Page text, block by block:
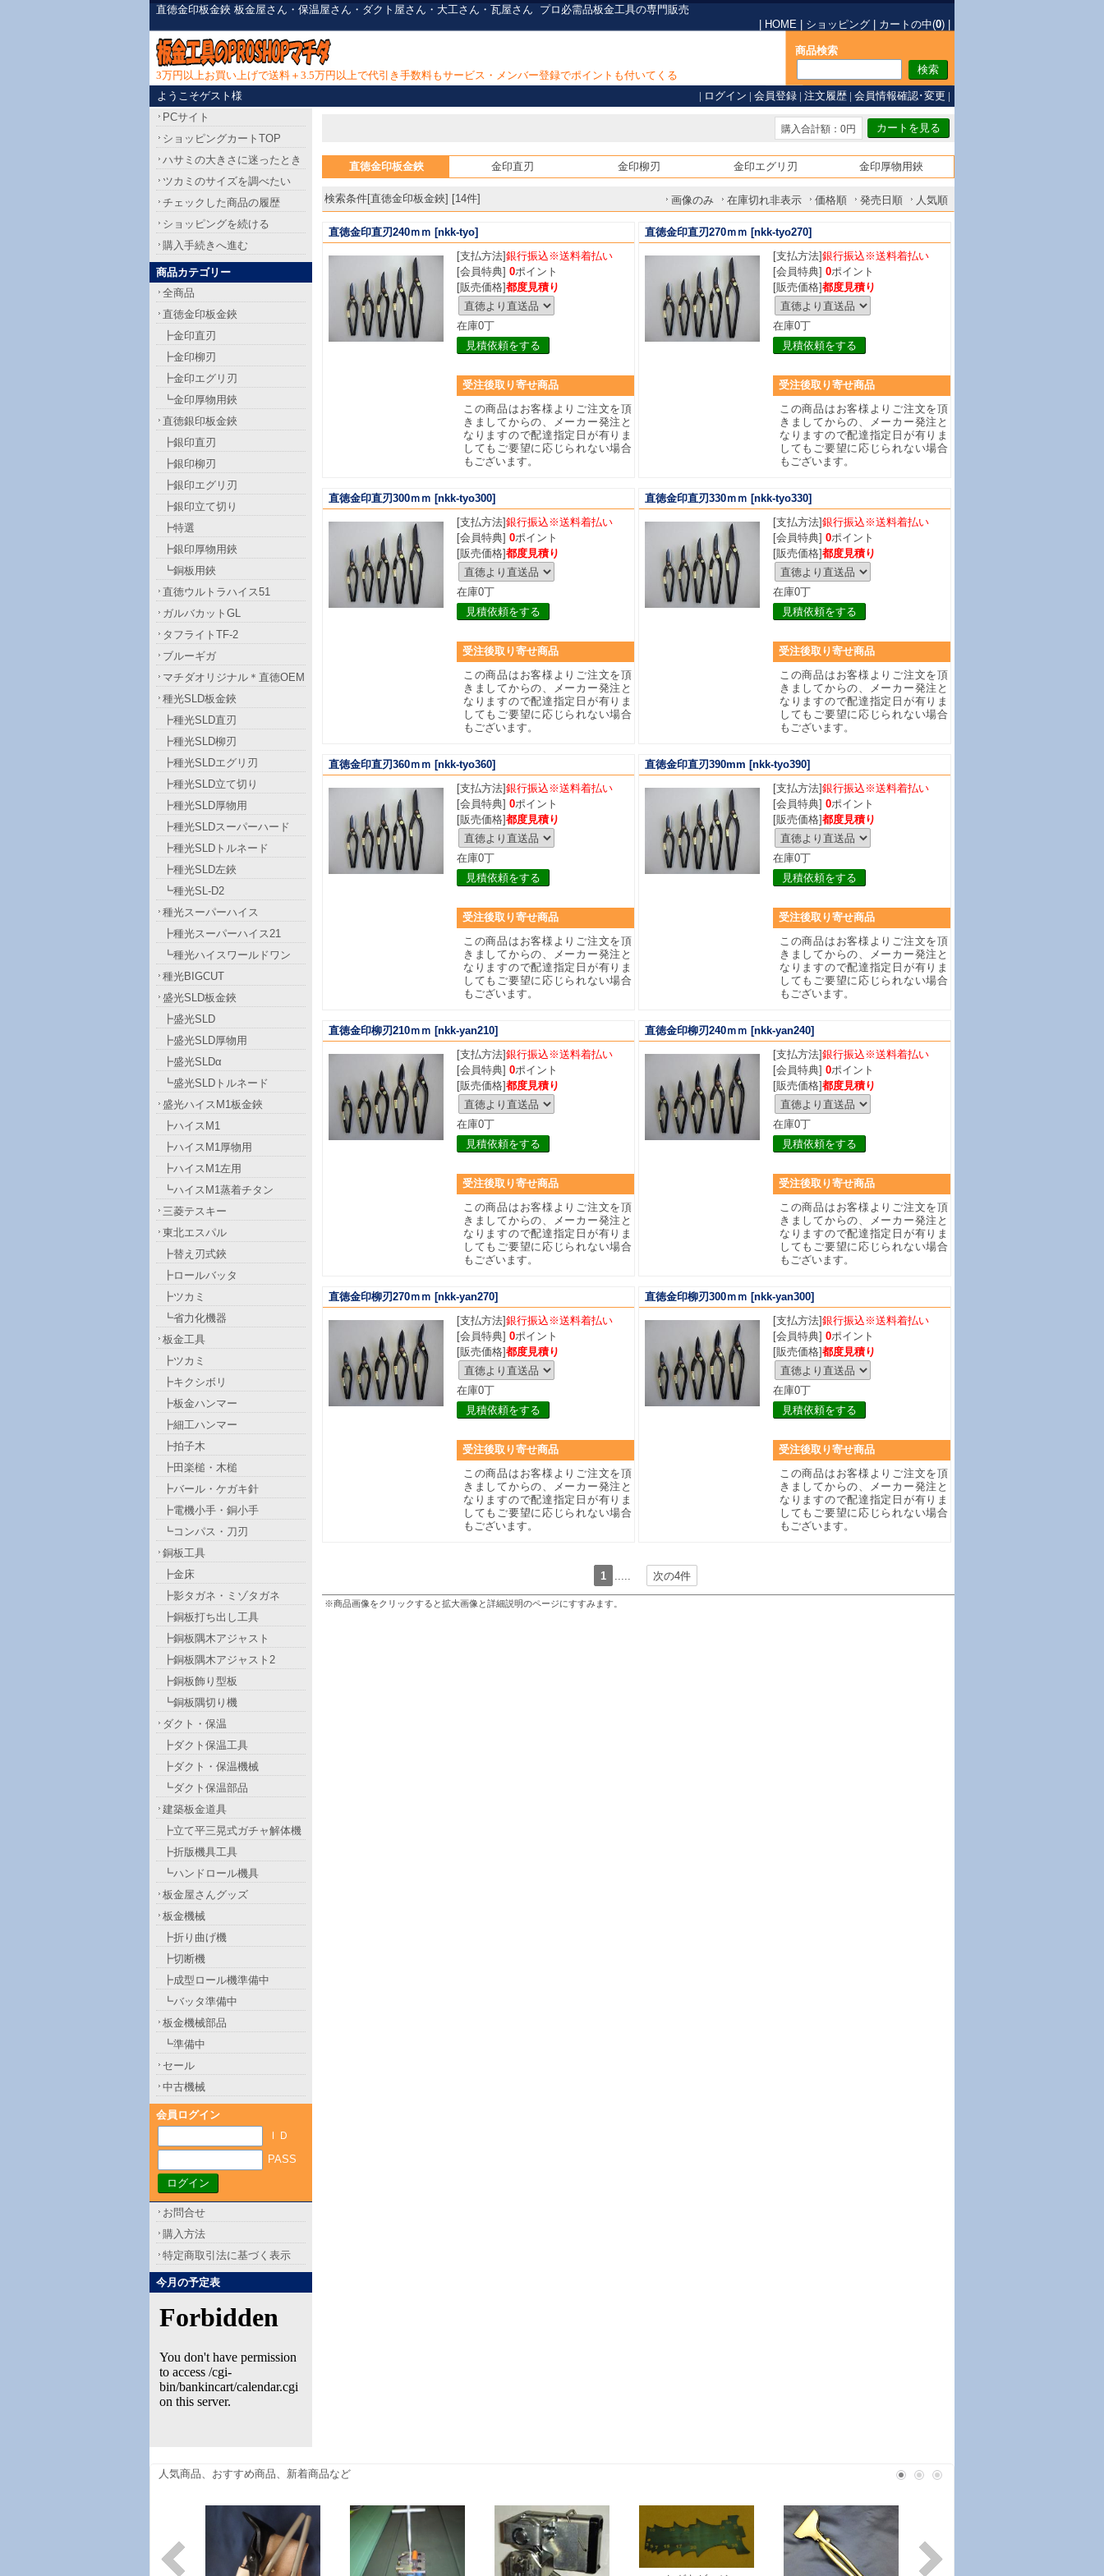
直徳金印板金鋏 板金屋さん・保温屋さん・ダクト屋さん・大工さん・瓦屋さん プロ必需品板金工具の専門販売
HOME ショッピング カートの中(0)
3万円以上お買い上げで送料＋3.5万円以上で代引き手数料もサービス・メンバー登録でポイントも付いてくる
商品検索
ようこそゲスト様 | ログイン | 会員登録 | 注文履歴 | 会員情報確認･変更 |
購入合計額：0円
直徳金印板金鋏 金印直刃 金印柳刃 金印エグリ刃 金印厚物用鋏
検索条件[直徳金印板金鋏] [14件] 画像のみ 在庫切れ非表示 価格順 発売日順 人気順
直徳金印直刃240ｍｍ [nkk-tyo]
[支払方法]銀行振込※送料着払い
[会員特典] 0ポイント
[販売価格]都度見積り
在庫0丁
見積依頼をする
受注後取り寄せ商品
この商品はお客様よりご注文を頂
きましてからの、メーカー発注と
なりますので配達指定日が有りま
してもご要望に応じられない場合
もございます。
直徳金印直刃270ｍｍ [nkk-tyo270]
[支払方法]銀行振込※送料着払い
[会員特典] 0ポイント
[販売価格]都度見積り
在庫0丁
見積依頼をする
受注後取り寄せ商品
この商品はお客様よりご注文を頂
きましてからの、メーカー発注と
なりますので配達指定日が有りま
してもご要望に応じられない場合
もございます。
直徳金印直刃300ｍｍ [nkk-tyo300]
[支払方法]銀行振込※送料着払い
[会員特典] 0ポイント
[販売価格]都度見積り
在庫0丁
見積依頼をする
受注後取り寄せ商品
この商品はお客様よりご注文を頂
きましてからの、メーカー発注と
なりますので配達指定日が有りま
してもご要望に応じられない場合
もございます。
直徳金印直刃330ｍｍ [nkk-tyo330]
[支払方法]銀行振込※送料着払い
[会員特典] 0ポイント
[販売価格]都度見積り
在庫0丁
見積依頼をする
受注後取り寄せ商品
この商品はお客様よりご注文を頂
きましてからの、メーカー発注と
なりますので配達指定日が有りま
してもご要望に応じられない場合
もございます。
直徳金印直刃360ｍｍ [nkk-tyo360]
[支払方法]銀行振込※送料着払い
[会員特典] 0ポイント
[販売価格]都度見積り
在庫0丁
見積依頼をする
受注後取り寄せ商品
この商品はお客様よりご注文を頂
きましてからの、メーカー発注と
なりますので配達指定日が有りま
してもご要望に応じられない場合
もございます。
直徳金印直刃390mm [nkk-tyo390]
[支払方法]銀行振込※送料着払い
[会員特典] 0ポイント
[販売価格]都度見積り
在庫0丁
見積依頼をする
受注後取り寄せ商品
この商品はお客様よりご注文を頂
きましてからの、メーカー発注と
なりますので配達指定日が有りま
してもご要望に応じられない場合
もございます。
直徳金印柳刃210ｍｍ [nkk-yan210]
[支払方法]銀行振込※送料着払い
[会員特典] 0ポイント
[販売価格]都度見積り
在庫0丁
見積依頼をする
受注後取り寄せ商品
この商品はお客様よりご注文を頂
きましてからの、メーカー発注と
なりますので配達指定日が有りま
してもご要望に応じられない場合
もございます。
直徳金印柳刃240ｍｍ [nkk-yan240]
[支払方法]銀行振込※送料着払い
[会員特典] 0ポイント
[販売価格]都度見積り
在庫0丁
見積依頼をする
受注後取り寄せ商品
この商品はお客様よりご注文を頂
きましてからの、メーカー発注と
なりますので配達指定日が有りま
してもご要望に応じられない場合
もございます。
直徳金印柳刃270ｍｍ [nkk-yan270]
[支払方法]銀行振込※送料着払い
[会員特典] 0ポイント
[販売価格]都度見積り
在庫0丁
見積依頼をする
受注後取り寄せ商品
この商品はお客様よりご注文を頂
きましてからの、メーカー発注と
なりますので配達指定日が有りま
してもご要望に応じられない場合
もございます。
直徳金印柳刃300ｍｍ [nkk-yan300]
[支払方法]銀行振込※送料着払い
[会員特典] 0ポイント
[販売価格]都度見積り
在庫0丁
見積依頼をする
受注後取り寄せ商品
この商品はお客様よりご注文を頂
きましてからの、メーカー発注と
なりますので配達指定日が有りま
してもご要望に応じられない場合
もございます。
1 ..... 次の4件
※商品画像をクリックすると拡大画像と詳細説明のページにすすみます。
PCサイト
ショッピングカートTOP
ハサミの大きさに迷ったとき
ツカミのサイズを調べたい
チェックした商品の履歴
ショッピングを続ける
購入手続きへ進む
商品カテゴリー
全商品
直徳金印板金鋏
┣金印直刃
┣金印柳刃
┣金印エグリ刃
┗金印厚物用鋏
直徳銀印板金鋏
┣銀印直刃
┣銀印柳刃
┣銀印エグリ刃
┣銀印立て切り
┣特選
┣銀印厚物用鋏
┗銅板用鋏
直徳ウルトラハイス51
ガルバカットGL
タフライトTF-2
ブルーギガ
マチダオリジナル＊直徳OEM
種光SLD板金鋏
┣種光SLD直刃
┣種光SLD柳刃
┣種光SLDエグリ刃
┣種光SLD立て切り
┣種光SLD厚物用
┣種光SLDスーパーハード
┣種光SLDトルネード
┣種光SLD左鋏
┗種光SL-D2
種光スーパーハイス
┣種光スーパーハイス21
┗種光ハイスワールドワン
種光BIGCUT
盛光SLD板金鋏
┣盛光SLD
┣盛光SLD厚物用
┣盛光SLDα
┗盛光SLDトルネード
盛光ハイスM1板金鋏
┣ハイスM1
┣ハイスM1厚物用
┣ハイスM1左用
┗ハイスM1蒸着チタン
三菱テスキー
東北エスパル
┣替え刃式鋏
┣ロールバッタ
┣ツカミ
┗省力化機器
板金工具
┣ツカミ
┣キクシボリ
┣板金ハンマー
┣細工ハンマー
┣拍子木
┣田楽槌・木槌
┣バール・ケガキ針
┣電機小手・銅小手
┗コンパス・刀刃
銅板工具
┣金床
┣影タガネ・ミゾタガネ
┣銅板打ち出し工具
┣銅板隅木アジャスト
┣銅板隅木アジャスト2
┣銅板飾り型板
┗銅板隅切り機
ダクト・保温
┣ダクト保温工具
┣ダクト・保温機械
┗ダクト保温部品
建築板金道具
┣立て平三晃式ガチャ解体機
┣折版機具工具
┗ハンドロール機具
板金屋さんグッズ
板金機械
┣折り曲げ機
┣切断機
┣成型ロール機準備中
┗バッタ準備中
板金機械部品
┗準備中
セール
中古機械
会員ログイン
ＩＤ
PASS
お問合せ
購入方法
特定商取引法に基づく表示
今月の予定表